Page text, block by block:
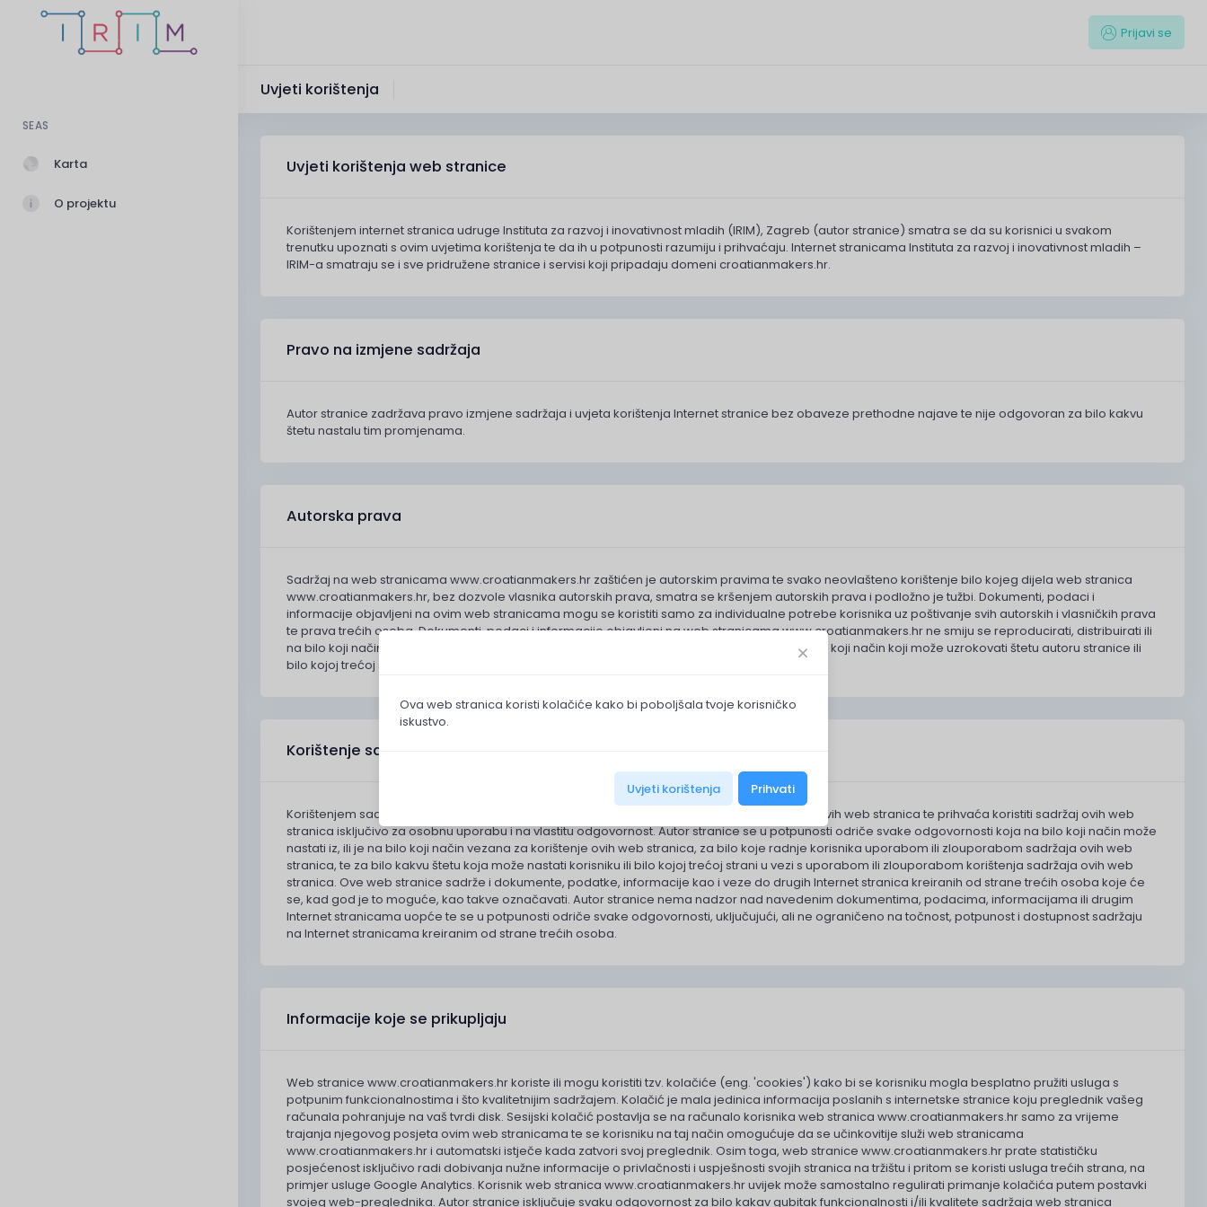
SEAS
Karta
O projektu
Prijavi se
Uvjeti korištenja
Ova web stranica koristi kolačiće kako bi poboljšala tvoje korisničko
iskustvo.
Uvjeti korištenja Prihvati
Uvjeti korištenja web stranice
Korištenjem internet stranica udruge Instituta za razvoj i inovativnost mladih (IRIM), Zagreb (autor stranice) smatra se da su korisnici u svakom
trenutku upoznati s ovim uvjetima korištenja te da ih u potpunosti razumiju i prihvaćaju. Internet stranicama Instituta za razvoj i inovativnost mladih –
IRIM-a smatraju se i sve pridružene stranice i servisi koji pripadaju domeni croatianmakers.hr.
Pravo na izmjene sadržaja
Autor stranice zadržava pravo izmjene sadržaja i uvjeta korištenja Internet stranice bez obaveze prethodne najave te nije odgovoran za bilo kakvu
štetu nastalu tim promjenama.
Autorska prava
Sadržaj na web stranicama www.croatianmakers.hr zaštićen je autorskim pravima te svako neovlašteno korištenje bilo kojeg dijela web stranica
www.croatianmakers.hr, bez dozvole vlasnika autorskih prava, smatra se kršenjem autorskih prava i podložno je tužbi. Dokumenti, podaci i
informacije objavljeni na ovim web stranicama mogu se koristiti samo za individualne potrebe korisnika uz poštivanje svih autorskih i vlasničkih prava
te prava trećih osoba. Dokumenti, podaci i informacije objavljeni na web stranicama www.croatianmakers.hr ne smiju se reproducirati, distribuirati ili
na bilo koji način koristiti u komercijalne svrhe bez izričitog pristanka autora stranice ili na bilo koji način koji može uzrokovati štetu autoru stranice ili
bilo kojoj trećoj strani.
Korištenje sadržaja
Korištenjem sadržaja ovih web stranica korisnik prihvaća sve rizike koji nastaju iz korištenja ovih web stranica te prihvaća koristiti sadržaj ovih web
stranica isključivo za osobnu uporabu i na vlastitu odgovornost. Autor stranice se u potpunosti odriče svake odgovornosti koja na bilo koji način može
nastati iz, ili je na bilo koji način vezana za korištenje ovih web stranica, za bilo koje radnje korisnika uporabom ili zlouporabom sadržaja ovih web
stranica, te za bilo kakvu štetu koja može nastati korisniku ili bilo kojoj trećoj strani u vezi s uporabom ili zlouporabom korištenja sadržaja ovih web
stranica. Ove web stranice sadrže i dokumente, podatke, informacije kao i veze do drugih Internet stranica kreiranih od strane trećih osoba koje će
se, kad god je to moguće, kao takve označavati. Autor stranice nema nadzor nad navedenim dokumentima, podacima, informacijama ili drugim
Internet stranicama uopće te se u potpunosti odriče svake odgovornosti, uključujući, ali ne ograničeno na točnost, potpunost i dostupnost sadržaju
na Internet stranicama kreiranim od strane trećih osoba.
Informacije koje se prikupljaju
Web stranice www.croatianmakers.hr koriste ili mogu koristiti tzv. kolačiće (eng. 'cookies') kako bi se korisniku mogla besplatno pružiti usluga s
potpunim funkcionalnostima i što kvalitetnijim sadržajem. Kolačić je mala jedinica informacija poslanih s internetske stranice koju preglednik vašeg
računala pohranjuje na vaš tvrdi disk. Sesijski kolačić postavlja se na računalo korisnika web stranica www.croatianmakers.hr samo za vrijeme
trajanja njegovog posjeta ovim web stranicama te se korisniku na taj način omogućuje da se učinkovitije služi web stranicama
www.croatianmakers.hr i automatski istječe kada zatvori svoj preglednik. Osim toga, web stranice www.croatianmakers.hr prate statističku
posjećenost isključivo radi dobivanja nužne informacije o privlačnosti i uspješnosti svojih stranica na tržištu i pritom se koristi usluga trećih strana, na
primjer usluge Google Analytics. Korisnik web stranica www.croatianmakers.hr uvijek može samostalno regulirati primanje kolačića putem postavki
svojeg web-preglednika. Autor stranice isključuje svaku odgovornost za bilo kakav gubitak funkcionalnosti i/ili kvalitete sadržaja web stranica